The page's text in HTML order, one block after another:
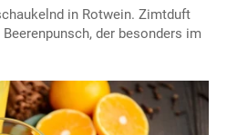
in Rotwein. Zimtduft
der besonders im